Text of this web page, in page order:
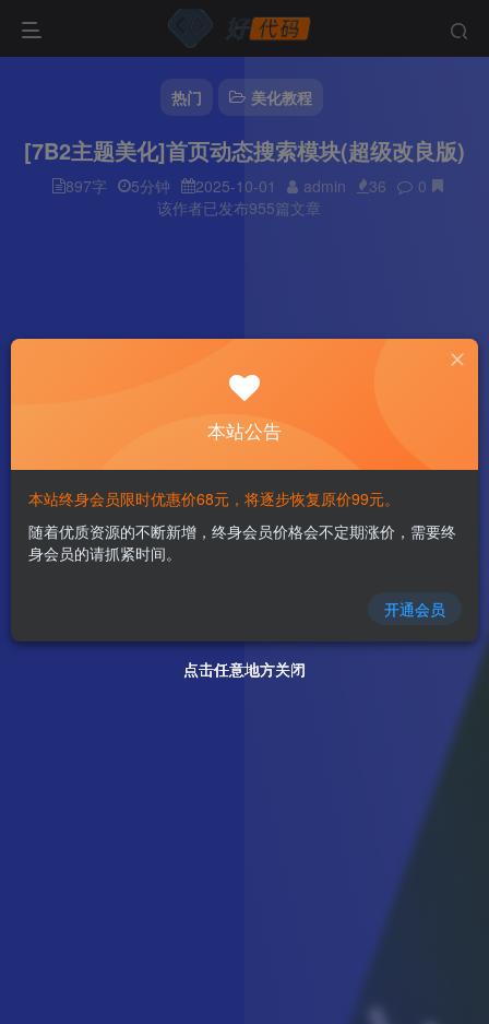
热门 美化教程
[7B2主题美化]首页动态搜索模块(超级改良版)
897字 5分钟 2025-10-01 admin 36
0
该作者已发布955篇文章
点击任意地方关闭
点击任意地方关闭
点击任意地方关闭
点击任意地方关闭
本站公告
本站终身会员限时优惠价68元，将逐步恢复原价99元。
随着优质资源的不断新增，终身会员价格会不定期涨价，需要终
身会员的请抓紧时间。
开通会员